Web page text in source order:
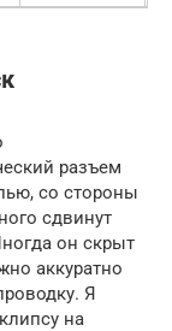
разъем
со стороны
сдвинут
он скрыт
аккуратно
Я
на